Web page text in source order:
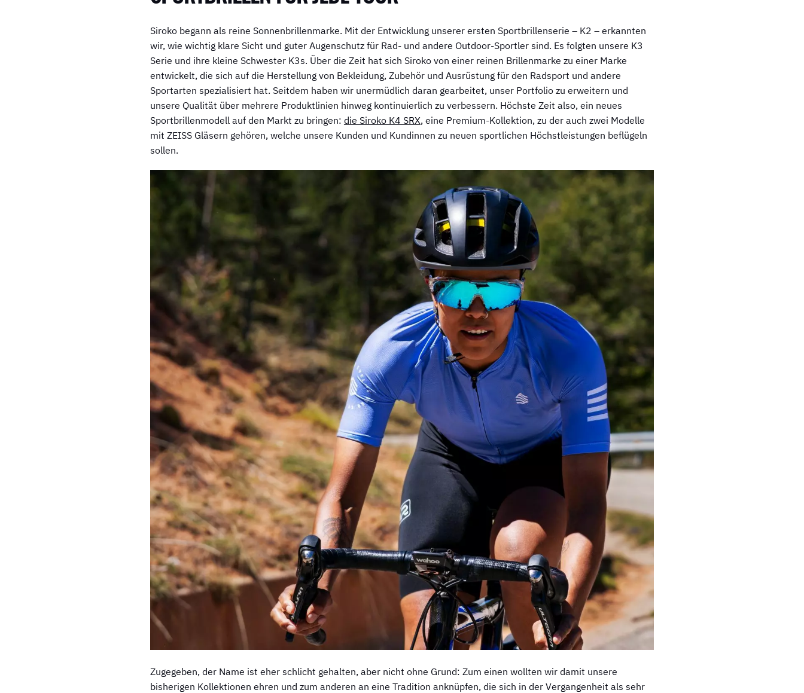
Siroko begann als reine Sonnenbrillenmarke. Mit der Entwicklung unserer ersten Sportbrillenserie – K2 – erkannten
wir, wie wichtig klare Sicht und guter Augenschutz für Rad- und andere Outdoor-Sportler sind. Es folgten unsere K3
Serie und ihre kleine Schwester K3s. Über die Zeit hat sich Siroko von einer reinen Brillenmarke zu einer Marke
entwickelt, die sich auf die Herstellung von Bekleidung, Zubehör und Ausrüstung für den Radsport und andere
Sportarten spezialisiert hat. Seitdem haben wir unermüdlich daran gearbeitet, unser Portfolio zu erweitern und
unsere Qualität über mehrere Produktlinien hinweg kontinuierlich zu verbessern. Höchste Zeit also, ein neues
Sportbrillenmodell auf den Markt zu bringen: die Siroko K4 SRX, eine Premium-Kollektion, zu der auch zwei Modelle
mit ZEISS Gläsern gehören, welche unsere Kunden und Kundinnen zu neuen sportlichen Höchstleistungen beflügeln
sollen.
Zugegeben, der Name ist eher schlicht gehalten, aber nicht ohne Grund: Zum einen wollten wir damit unsere
bisherigen Kollektionen ehren und zum anderen an eine Tradition anknüpfen, die sich in der Vergangenheit als sehr